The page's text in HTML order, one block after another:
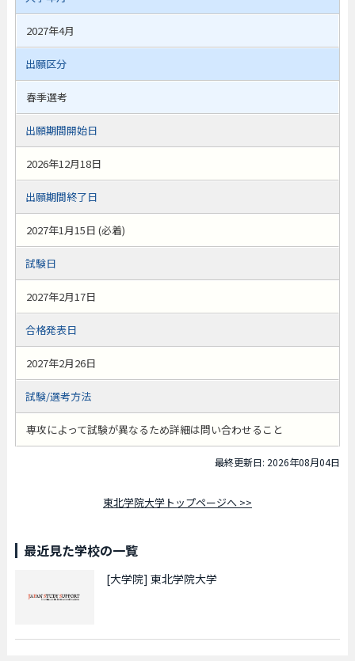
2027年4月
出願区分
春季選考
出願期間開始日
2026年12月18日
出願期間終了日
2027年1月15日 (必着)
試験日
2027年2月17日
合格発表日
2027年2月26日
試験/選考方法
専攻によって試験が異なるため詳細は問い合わせること
最終更新日: 2026年08月04日
東北学院大学トップページへ >>
最近見た学校の一覧
[大学院] 東北学院大学